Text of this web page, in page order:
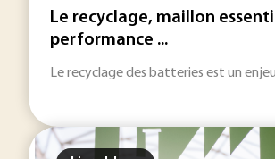
Le recyclage, maillon
performance ...
Le recyclage des batteries est un